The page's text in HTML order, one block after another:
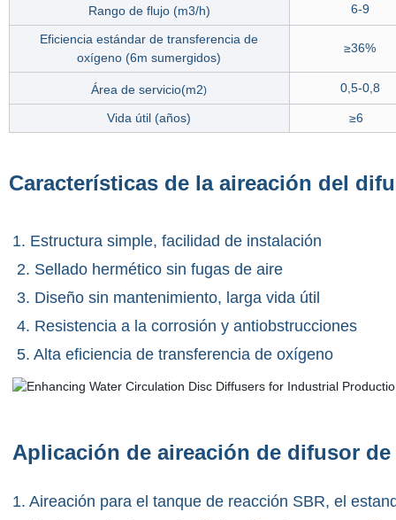
Rango de flujo (m3/h) 6-9
Eficiencia estándar de transferencia de
oxígeno (6m sumergidos)
≥36%
Área de servicio(m2) 0,5-0,8
Vida útil (años) ≥6
Características de la aireación del
1. Estructura simple, facilidad de instalación
2. Sellado hermético sin fugas de aire
3. Diseño sin mantenimiento, larga vida útil
4. Resistencia a la corrosión y antiobstrucciones
5. Alta eficiencia de transferencia de oxígeno
Aplicación de aireación de difusor de
1. Aireación para el tanque de reacción SBR, el